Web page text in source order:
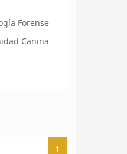
Forense
Canina
1